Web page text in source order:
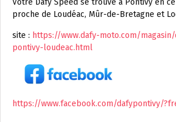
proche de Loudéac, Mûr-de-Bretagne et
site : https://www.dafy-moto.com/
pontivy-loudeac.html
https://www.facebook.com/dafypontivy/